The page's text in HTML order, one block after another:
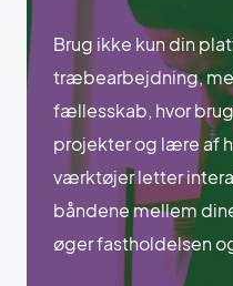
Brug ikke kun din
træbearbejdning,
fællesskab, hvor
projekter og lære af
værktøjer letter
båndene mellem
øger fastholdelsen